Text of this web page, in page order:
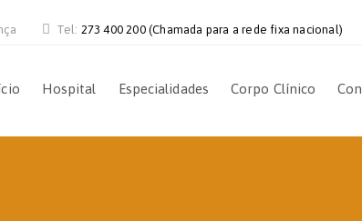
Tel: 273 400 200 (Chamada para a rede fixa nacional)
Hospital Especialidades Corpo Clínico